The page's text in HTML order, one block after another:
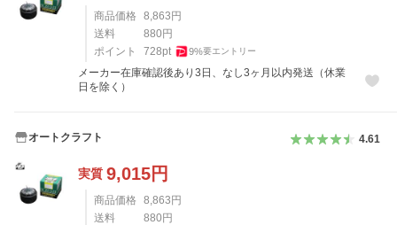
商品価格 8,863 円
送料
880 円
ポイント
728pt 9%要エントリー
メーカー在庫確認後あり3日、なし3ヶ月以内発送（休業
日を除く）
オートクラフト 4.61
実質 9,015円
商品価格 8,863 円
送料
880 円